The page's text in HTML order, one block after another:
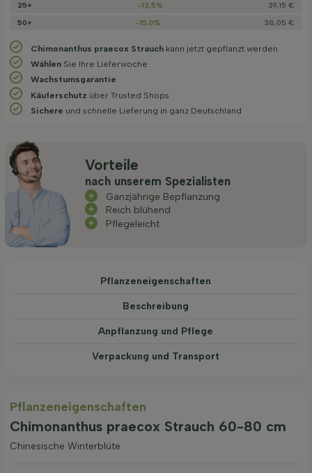
25+
-12,5%
39,15 €
50+
-15,0% 38,05 €
Chimonanthus praecox Strauch kann jetzt gepflanzt werden
Wählen Sie Ihre Lieferwoche
Wachstums­garantie
Käuferschutz über Trusted Shops
Sichere und schnelle Lieferung in ganz Deutschland
Vorteile
nach unserem Spezialisten
Ganzjährige Bepflanzung
Reich blühend
Pflegeleicht
Pflanzeneigenschaften
Beschreibung
Anpflanzung und Pflege
Verpackung und Transport
Pflanzeneigenschaften
Chimonanthus praecox Strauch 60-80 cm
Chinesische Winterblüte